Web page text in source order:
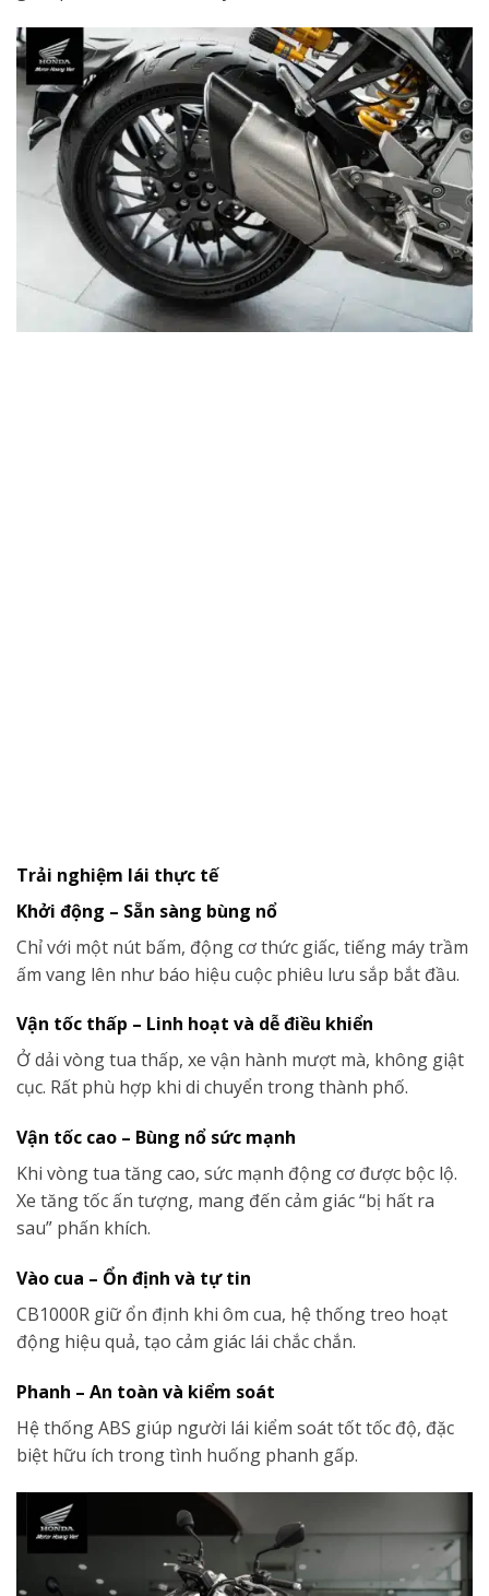
Trải nghiệm lái thực tế
Khởi động – Sẵn sàng bùng nổ
Chỉ với một nút bấm, động cơ thức giấc, tiếng máy trầm
ấm vang lên như báo hiệu cuộc phiêu lưu sắp bắt đầu.
Vận tốc thấp – Linh hoạt và dễ điều khiển
Ở dải vòng tua thấp, xe vận hành mượt mà, không giật
cục. Rất phù hợp khi di chuyển trong thành phố.
Vận tốc cao – Bùng nổ sức mạnh
Khi vòng tua tăng cao, sức mạnh động cơ được bộc lộ.
Xe tăng tốc ấn tượng, mang đến cảm giác “bị hất ra
sau” phấn khích.
Vào cua – Ổn định và tự tin
CB1000R giữ ổn định khi ôm cua, hệ thống treo hoạt
động hiệu quả, tạo cảm giác lái chắc chắn.
Phanh – An toàn và kiểm soát
Hệ thống ABS giúp người lái kiểm soát tốt tốc độ, đặc
biệt hữu ích trong tình huống phanh gấp.